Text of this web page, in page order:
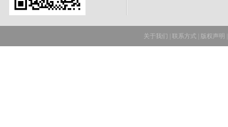
关于我们 联系方式 版权声明